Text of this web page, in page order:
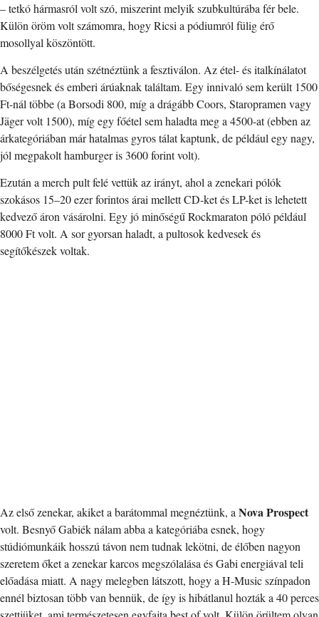
– tetkó hármasról volt szó, miszerint melyik szubkultúrába fér bele.
Külön öröm volt számomra, hogy Ricsi a pódiumról fülig érő
mosollyal köszöntött.
A beszélgetés után szétnéztünk a fesztiválon. Az étel- és italkínálatot
bőségesnek és emberi árúaknak találtam. Egy innivaló sem került 1500
Ft-nál többe (a Borsodi 800, míg a drágább Coors, Staropramen vagy
Jäger volt 1500), míg egy főétel sem haladta meg a 4500-at (ebben az
árkategóriában már hatalmas gyros tálat kaptunk, de például egy nagy,
jól megpakolt hamburger is 3600 forint volt).
Ezután a merch pult felé vettük az irányt, ahol a zenekari pólók
szokásos 15–20 ezer forintos árai mellett CD-ket és LP-ket is lehetett
kedvező áron vásárolni. Egy jó minőségű Rockmaraton póló például
8000 Ft volt. A sor gyorsan haladt, a pultosok kedvesek és
segítőkészek voltak.
Az első zenekar, akiket a barátommal megnéztünk, a Nova Prospect
volt. Besnyő Gabiék nálam abba a kategóriába esnek, hogy
stúdiómunkáik hosszú távon nem tudnak lekötni, de élőben nagyon
szeretem őket a zenekar karcos megszólalása és Gabi energiával teli
előadása miatt. A nagy melegben látszott, hogy a H-Music színpadon
ennél biztosan több van bennük, de így is hibátlanul hozták a 40 perces